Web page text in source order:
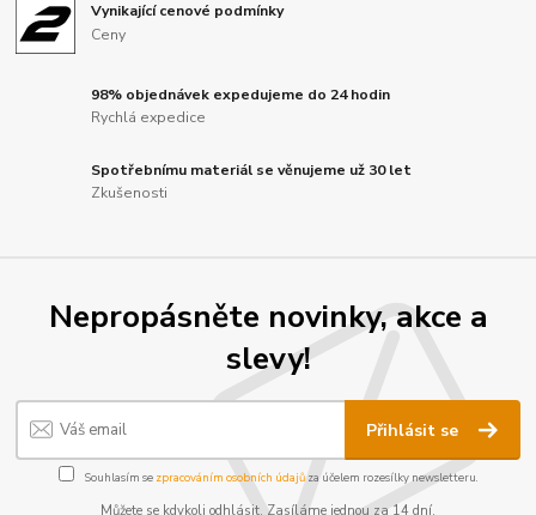
Vynikající cenové podmínky
Ceny
98% objednávek expedujeme do 24 hodin
Rychlá expedice
Spotřebnímu materiál se věnujeme už 30 let
Zkušenosti
Nepropásněte novinky, akce a
slevy!
Přihlásit se
Souhlasím se zpracováním osobních údajůza účelem rozesílky newsletteru.
Můžete se kdykoli odhlásit. Zasíláme jednou za 14 dní.